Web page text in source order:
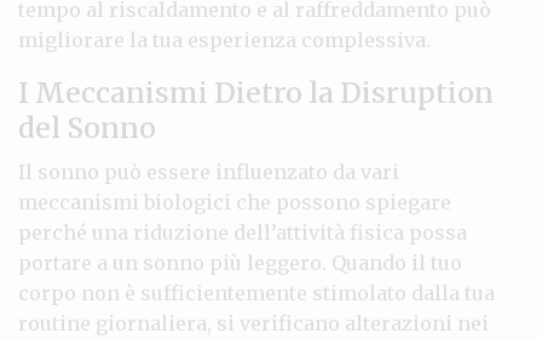
tempo al riscaldamento e al raffreddamento può
migliorare la tua esperienza complessiva.
I Meccanismi Dietro la Disruption
del Sonno
Il sonno può essere influenzato da vari
meccanismi biologici che possono spiegare
perché una riduzione dell’attività fisica possa
portare a un sonno più leggero. Quando il tuo
corpo non è sufficientemente stimolato dalla tua
routine giornaliera, si verificano alterazioni nei